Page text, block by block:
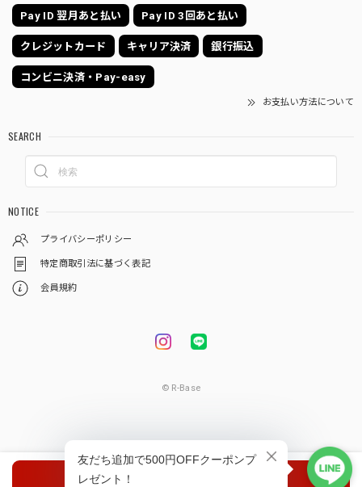
Pay ID 翌月あと払い Pay ID 3回あと払い
クレジットカード キャリア決済 銀行振込
コンビニ決済・Pay-easy
お支払い方法について
SEARCH
NOTICE
プライバシーポリシー
特定商取引法に基づく表記
会員規約
© R-Base